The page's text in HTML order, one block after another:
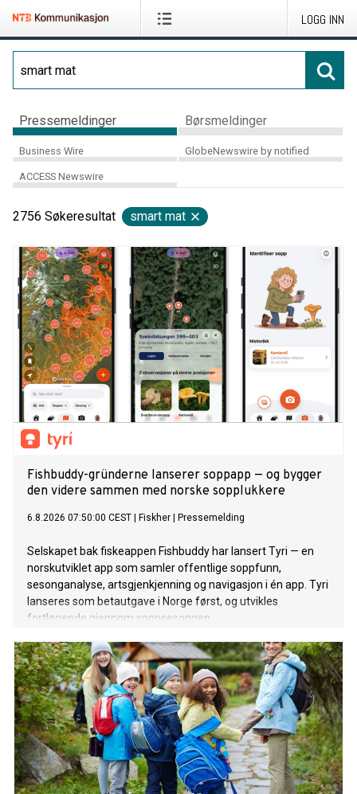
LOGG INN
Pressemeldinger Børsmeldinger
Business Wire GlobeNewswire by notified
ACCESS Newswire
2756 Søkeresultat smart mat
Fishbuddy-gründerne lanserer soppapp — og bygger
den videre sammen med norske sopplukkere
6.8.2026 07:50:00 CEST Fiskher Pressemelding
Selskapet bak fiskeappen Fishbuddy har lansert Tyri — en
norskutviklet app som samler offentlige soppfunn,
sesonganalyse, artsgjenkjenning og navigasjon i én app. Tyri
lanseres som betautgave i Norge først, og utvikles
fortløpende gjennom soppsesongen.